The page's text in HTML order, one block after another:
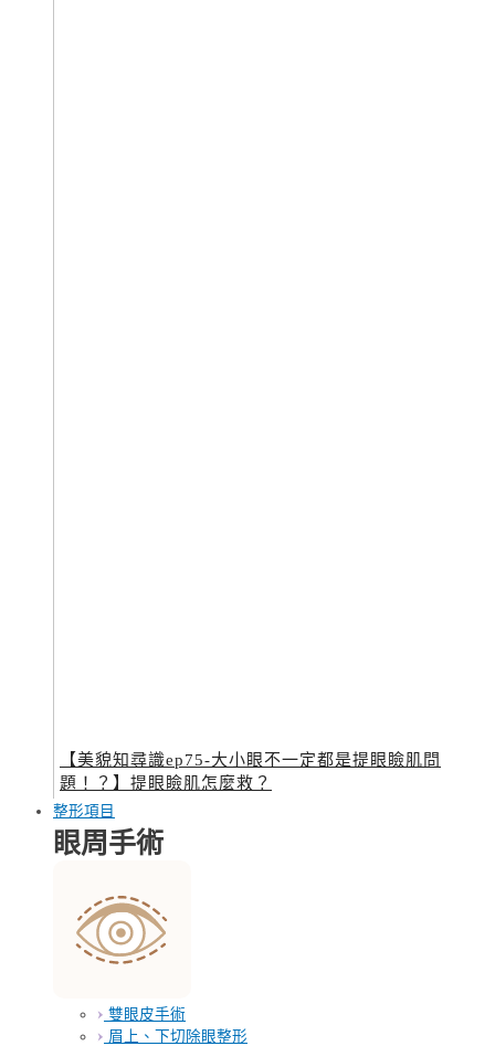
【美貌知尋識ep75-大小眼不一定都是提眼瞼肌問
題！？】提眼瞼肌怎麼救？
整形項目
眼周手術
雙眼皮手術
眉上、下切除眼整形